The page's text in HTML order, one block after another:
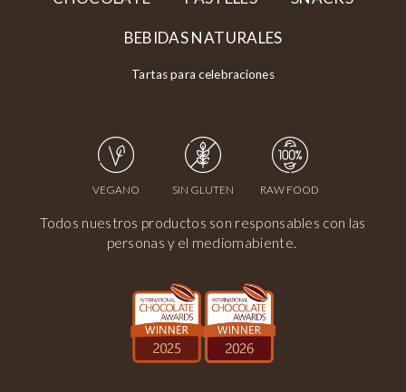
BEBIDAS NATURALES
Tartas para celebraciones
VEGANO SIN GLUTEN RAW FOOD
Todos nuestros productos son responsables con las
personas y el mediomabiente.